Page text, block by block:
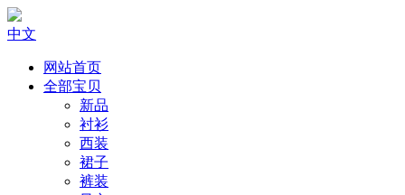
中文
网站首页
全部宝贝
新品
衬衫
西装
裙子
裤装